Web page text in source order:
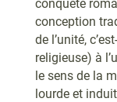
conquête
conception
de l’unité,
religieuse) à
le sens de la
lourde et